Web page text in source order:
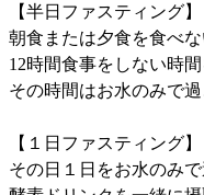
【半日ファスティング】
朝食または夕食を食べな
12時間食事をしない時
その時間はお水のみで過
【１日ファスティング】
その日１日をお水のみで